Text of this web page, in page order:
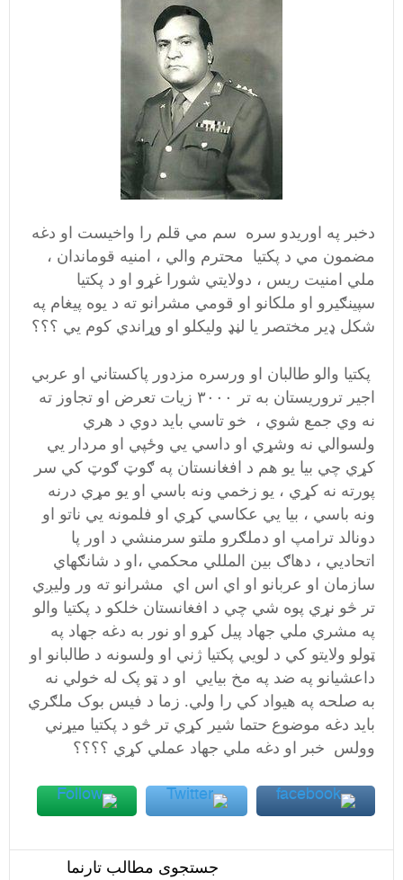
دخبر په اوريدو سره سم مي قلم را واخيست او دغه
مضمون مي د پکتيا محترم والي ، امنيه قوماندان ،
ملي امنيت ريس ، دولايتي شورا غړو او د پکتيا
سپينګيرو او ملکانو او قومي مشرانو ته د يوه پيغام په
شکل ډير مختصر يا لڼډ وليکلو او وړاندي کوم يي ؟؟؟
پکتيا والو طالبان او ورسره مزدور پاکستاني او عربي
اجير تروريستان به تر ۳۰۰۰ زيات تعرض او تجاوز ته
نه وي جمع شوي ، خو تاسي بايد دوي د هري
ولسوالي نه وشړي او داسي يي وځپي او مردار يي
کړي چي بيا يو هم د افغانستان په ګوټ ګوټ کي سر
پورته نه کړي ، يو زخمي ونه باسي او يو مړي درنه
ونه باسي ، بيا يي عکاسي کړي او فلمونه يي ناتو او
دونالد ترامپ او دملګرو ملتو سرمنشي د اور پا
اتحاديي ، دهاګ بين المللي محکمي ،او د شانګهاي
سازمان او عربانو او اي اس اي مشرانو ته ور وليږي
تر څو نړي پوه شي چي د افغانستان خلکو د پکتيا والو
په مشري ملي جهاد پيل کړو او نور به دغه جهاد په
ټولو ولايتو کي د لويي پکتيا ژني او ولسونه د طالبانو او
داعشيانو په ضد په مخ بيايي او د ټو پک له خولي نه
به صلحه په هيواد کي را ولي. زما د فيس بوک ملګري
بايد دغه موضوع حتما شير کړي تر څو د پکتيا ميړني
وولس خبر او دغه ملي جهاد عملي کړي ؟؟؟؟
جستجوی مطالب تارنما